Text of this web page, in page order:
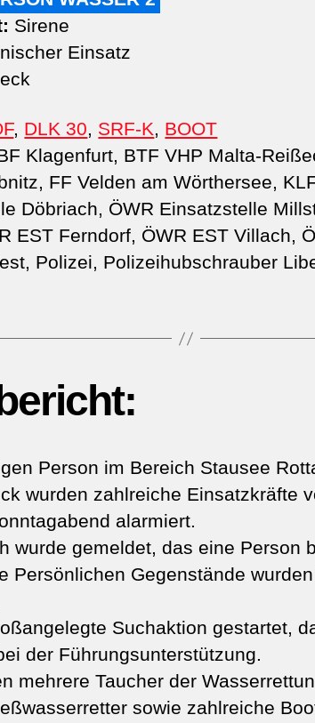
Sirene
Einsatz
, DLK 30, SRF-K, BOOT
Klagenfurt, BTF VHP Malta-
FF Velden am Wörthersee,
Döbriach, ÖWR Einsatzstelle
EST Ferndorf, ÖWR EST Villach,
Polizei, Polizeihubschrauber
Person im Bereich Stausee
wurden zahlreiche Einsatzkräfte
alarmiert.
wurde gemeldet, das eine Person
Persönlichen Gegenstände
Suchaktion gestartet,
der Führungsunterstützung.
mehrere Taucher der
sowie zahlreiche